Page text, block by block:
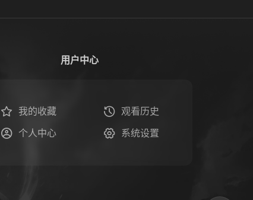
用户中心
我的收藏 观看历史
个人中心 系统设置